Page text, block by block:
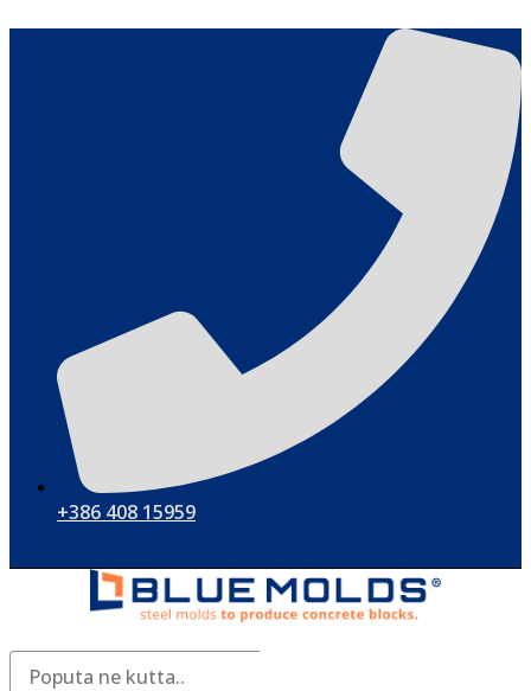
+386 408 15959
Search